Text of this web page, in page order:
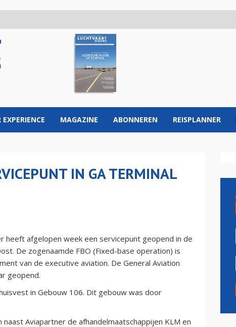
EXPERIENCE MAGAZINE ABONNEREN REISPLANNER
IN GA TERMINAL
heeft afgelopen week een servicepunt geopend in de
De zogenaamde FBO (Fixed-base operation) is
van de executive aviation. De General Aviation
geopend.
in Gebouw 106. Dit gebouw was door
Aviapartner de afhandelmaatschappijen KLM en